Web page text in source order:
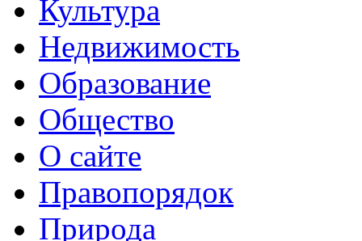
Культура
Недвижимость
Образование
Общество
О сайте
Правопорядок
Природа